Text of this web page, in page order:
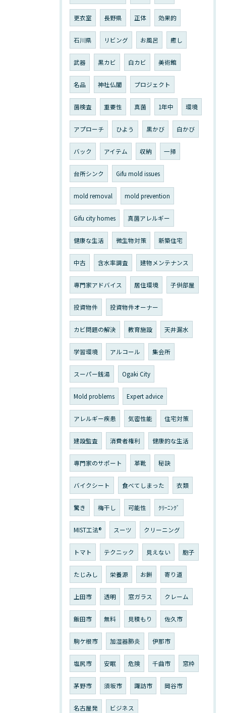
更衣室 長野県 正体 効果的
石川県 リビング お風呂 癒し
武器 黒カビ 白カビ 美術館
名品 神社仏閣 プロジェクト
菌検査 重要性 真菌 1年中 環境
アプローチ ひよう 黒かび 白かび
バック アイテム 収納 一掃
台所シンク Gifu mold issues
mold removal mold prevention
Gifu city homes 真菌アレルギー
健康な生活 微生物対策 新築住宅
中古 含水率調査 建物メンテナンス
専門家アドバイス 居住環境 子供部屋
投資物件 投資物件オーナー
カビ問題の解決 教育施設 天井漏水
学習環境 アルコール 集会所
スーパー銭湯 Ogaki City
Mold problems Expert advice
アレルギー疾患 気密性能 住宅対策
建設監査 消費者権利 健康的な生活
専門家のサポート 革靴 秘訣
バイクシート 食べてしまった 衣類
驚き 梅干し 可能性 ｸﾘｰﾆﾝｸﾞ
MIST工法® スーツ クリーニング
トマト テクニック 見えない 胞子
たじみし 栄養源 お餅 寄り道
上田市 透明 窓ガラス クレーム
飯田市 無料 見積もり 佐久市
駒ケ根市 加湿器肺炎 伊那市
塩尻市 安眠 危険 千曲市 窓枠
茅野市 須坂市 諏訪市 岡谷市
名古屋発 ビジネス